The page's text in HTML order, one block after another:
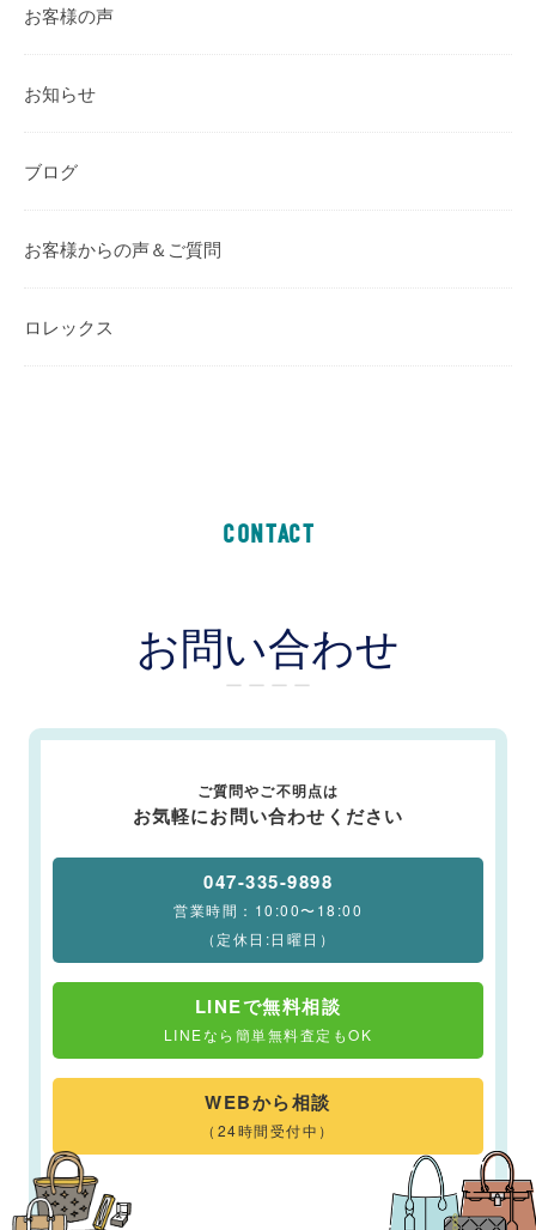
お客様の声
お知らせ
ブログ
お客様からの声＆ご質問
ロレックス
CONTACT
お問い合わせ
ー ー ー ー
ご質問やご不明点は
お気軽にお問い合わせください
047-335-9898
営業時間：10:00〜18:00
（定休日:日曜日）
LINEで無料相談
LINEなら簡単無料査定もOK
WEBから相談
（24時間受付中）